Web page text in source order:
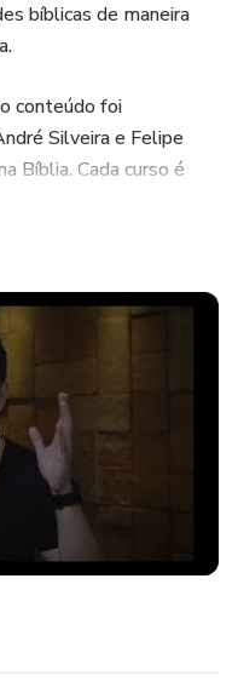
bíblicas de maneira
conteúdo foi
Silveira e Felipe
Bíblia. Cada curso é
e a uma vida
é progressivo —
clareza e poder